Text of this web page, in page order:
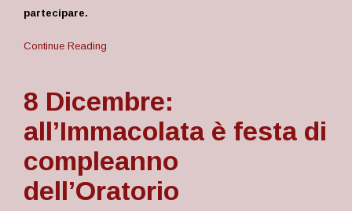
partecipare.
Continue Reading
8 Dicembre:
all’Immacolata è festa di
compleanno
dell’Oratorio